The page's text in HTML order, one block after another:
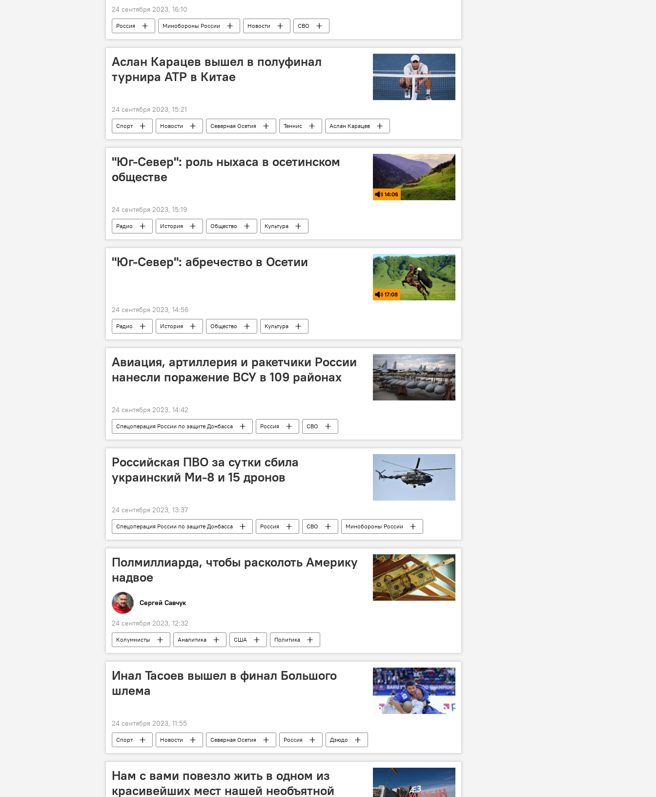
24 сентября 2023, 16:10
Россия Минобороны России Новости СВО
Аслан Карацев вышел в полуфинал
турнира ATP в Китае
24 сентября 2023, 15:21
Спорт Новости Северная Осетия Теннис
Аслан Карацев
Россия
"Юг-Север": роль ныхаса в осетинском
обществе
14:06
24 сентября 2023, 15:19
Радио История Общество Культура
"Юг-Север": абречество в Осетии
17:08
24 сентября 2023, 14:56
Радио История Общество Культура
Авиация, артиллерия и ракетчики России
нанесли поражение ВСУ в 109 районах
24 сентября 2023, 14:42
Спецоперация России по защите Донбасса Россия СВО
Российская ПВО за сутки сбила
украинский Ми-8 и 15 дронов
24 сентября 2023, 13:37
Спецоперация России по защите Донбасса Россия СВО
Минобороны России
Новости
Полмиллиарда, чтобы расколоть Америку
надвое
Сергей Савчук
24 сентября 2023, 12:32
Колумнисты Аналитика США Политика
Инал Тасоев вышел в финал Большого
шлема
24 сентября 2023, 11:55
Спорт Новости Северная Осетия Россия
Дзюдо
Владикавказ
Нам с вами повезло жить в одном из
красивейших мест нашей необъятной